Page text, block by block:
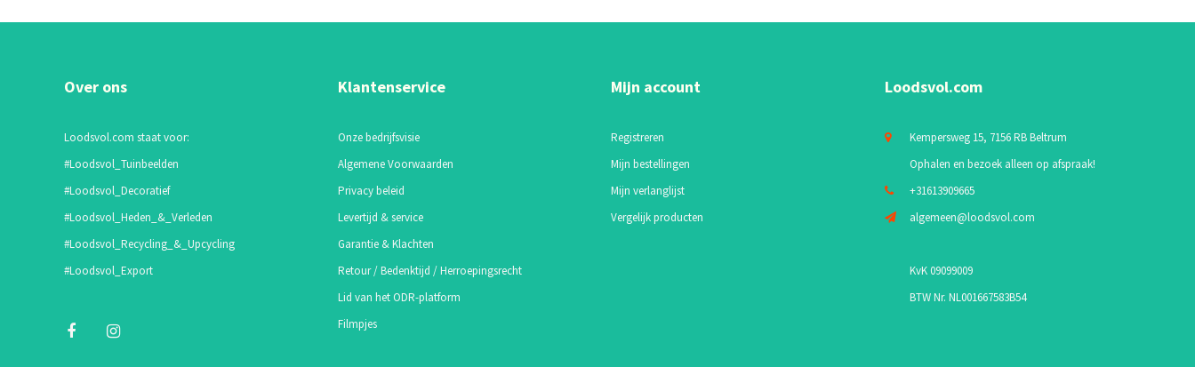
Over ons
Loodsvol.com staat voor:
#Loodsvol_Tuinbeelden
#Loodsvol_Decoratief
#Loodsvol_Heden_&_Verleden
#Loodsvol_Recycling_&_Upcycling
#Loodsvol_Export
Klantenservice
Onze bedrijfsvisie
Algemene Voorwaarden
Privacy beleid
Levertijd & service
Garantie & Klachten
Retour / Bedenktijd / Herroepingsrecht
Lid van het ODR-platform
Filmpjes
Mijn account
Registreren
Mijn bestellingen
Mijn verlanglijst
Vergelijk producten
Loodsvol.com
Kempersweg 15, 7156 RB Beltrum
Ophalen en bezoek alleen op afspraak!
+31613909665
algemeen@loodsvol.com
KvK 09099009
BTW Nr. NL001667583B54